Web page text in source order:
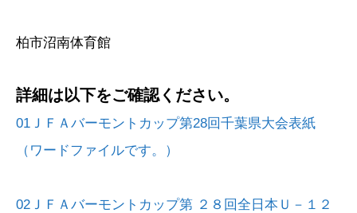
柏市沼南体育館
詳細は以下をご確認ください。
01ＪＦＡバーモントカップ第28回千葉県大会表紙
（ワードファイルです。）
02ＪＦＡバーモントカップ第 ２８回全日本Ｕ－１２